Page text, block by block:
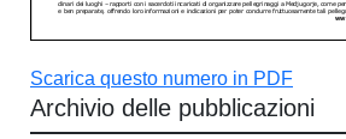
Scarica questo numero in PDF
Archivio delle pubblicazioni